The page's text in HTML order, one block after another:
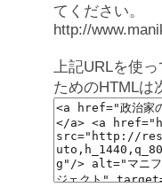
てください。
http://
上記URLを使
ためのHTMLは